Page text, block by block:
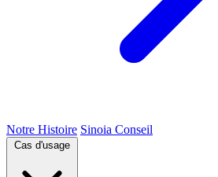
Notre Histoire Sinoia Conseil
Cas d'usage